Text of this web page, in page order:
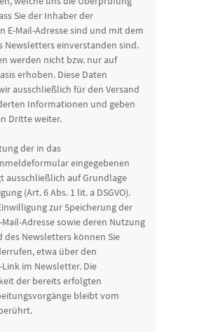
Sie der Inhaber der
E-Mail-Adresse sind und mit dem
Newsletters einverstanden sind.
werden nicht bzw. nur auf
erhoben. Diese Daten
ausschließlich für den Versand
Informationen und geben
Dritte weiter.
der in das
eingegebenen
ausschließlich auf Grundlage
(Art. 6 Abs. 1 lit. a DSGVO).
zur Speicherung der
Mail-Adresse sowie deren Nutzung
des Newsletters können Sie
etwa über den
Link im Newsletter. Die
der bereits erfolgten
bleibt vom